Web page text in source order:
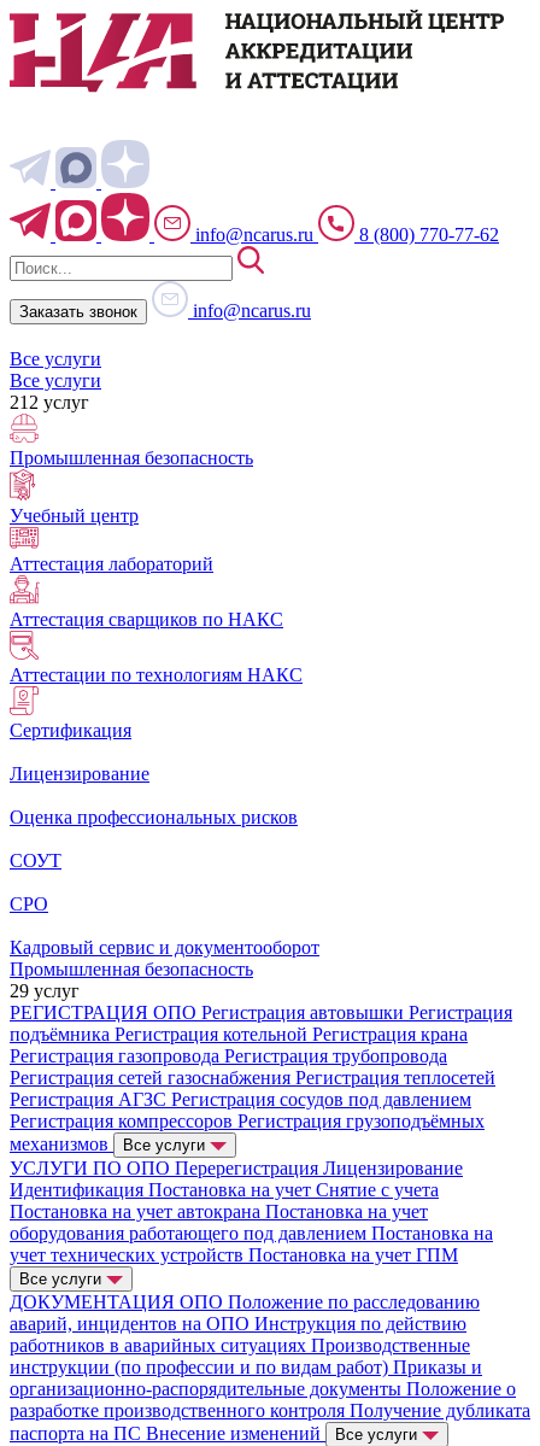
info@ncarus.ru 8 (800) 770-77-62
Заказать звонок info@ncarus.ru
Все услуги
Все услуги
212 услуг
Промышленная безопасность
Учебный центр
Аттестация лабораторий
Аттестация сварщиков по НАКС
Аттестации по технологиям НАКС
Сертификация
Лицензирование
Оценка профессиональных рисков
СОУТ
СРО
Кадровый сервис и документооборот
Промышленная безопасность
29 услуг
РЕГИСТРАЦИЯ ОПО Регистрация автовышки Регистрация
подъёмника Регистрация котельной Регистрация крана
Регистрация газопровода Регистрация трубопровода
Регистрация сетей газоснабжения Регистрация теплосетей
Регистрация АГЗС Регистрация сосудов под давлением
Регистрация компрессоров Регистрация грузоподъёмных
механизмов
Все услуги
УСЛУГИ ПО ОПО Перерегистрация Лицензирование
Идентификация Постановка на учет Снятие с учета
Постановка на учет автокрана Постановка на учет
оборудования работающего под давлением Постановка на
учет технических устройств Постановка на учет ГПМ
Все услуги
ДОКУМЕНТАЦИЯ ОПО Положение по расследованию
аварий, инцидентов на ОПО Инструкция по действию
работников в аварийных ситуациях Производственные
инструкции (по профессии и по видам работ) Приказы и
организационно-распорядительные документы Положение о
разработке производственного контроля Получение дубликата
паспорта на ПС Внесение изменений Все услуги